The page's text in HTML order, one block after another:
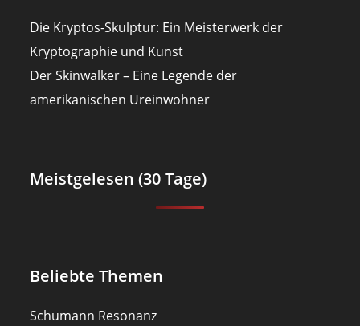
Die Kryptos-Skulptur: Ein Meisterwerk der
Kryptographie und Kunst
Der Skinwalker – Eine Legende der
amerikanischen Ureinwohner
Meistgelesen (30 Tage)
Beliebte Themen
Schumann Resonanz